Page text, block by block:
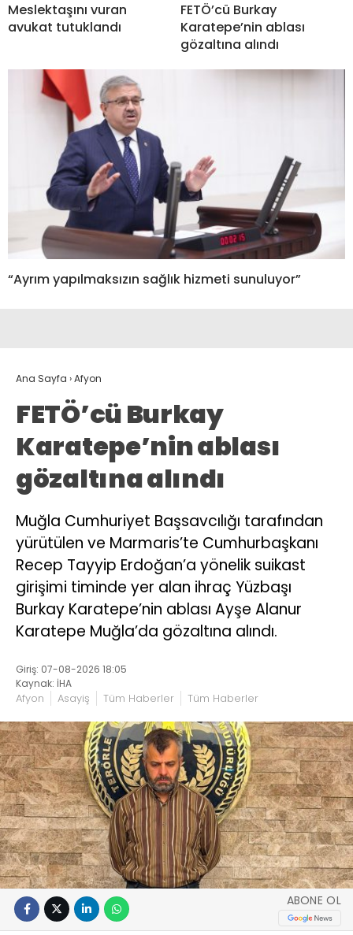
Meslektaşını vuran
avukat tutuklandı
FETÖ’cü Burkay
Karatepe’nin ablası
gözaltına alındı
“Ayrım yapılmaksızın sağlık hizmeti sunuluyor”
Ana Sayfa ›Afyon
FETÖ’cü Burkay
Karatepe’nin ablası
gözaltına alındı
Muğla Cumhuriyet Başsavcılığı tarafından
yürütülen ve Marmaris’te Cumhurbaşkanı
Recep Tayyip Erdoğan’a yönelik suikast
girişimi timinde yer alan ihraç Yüzbaşı
Burkay Karatepe’nin ablası Ayşe Alanur
Karatepe Muğla’da gözaltına alındı.
Giriş: 07-08-2026 18:05
Kaynak: İHA
Afyon Asayiş Tüm Haberler Tüm Haberler
ABONE OL